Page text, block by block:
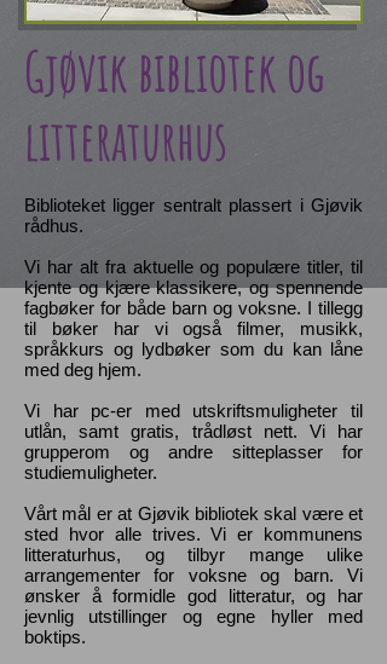
Gjøvik bibliotek og
litteraturhus
Biblioteket ligger sentralt plassert i Gjøvik
rådhus.
Vi har alt fra aktuelle og populære titler, til
kjente og kjære klassikere, og spennende
fagbøker for både barn og voksne. I tillegg
til bøker har vi også filmer, musikk,
språkkurs og lydbøker som du kan låne
med deg hjem.
Vi har pc-er med utskriftsmuligheter til
utlån, samt gratis, trådløst nett. Vi har
grupperom og andre sitteplasser for
studiemuligheter.
Vårt mål er at Gjøvik bibliotek skal være et
sted hvor alle trives. Vi er kommunens
litteraturhus, og tilbyr mange ulike
arrangementer for voksne og barn. Vi
ønsker å formidle god litteratur, og har
jevnlig utstillinger og egne hyller med
boktips.